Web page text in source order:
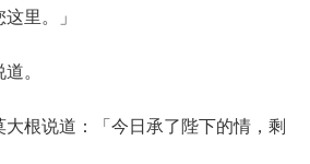
里。」
。
说道：「今日承了陛下的情，剩